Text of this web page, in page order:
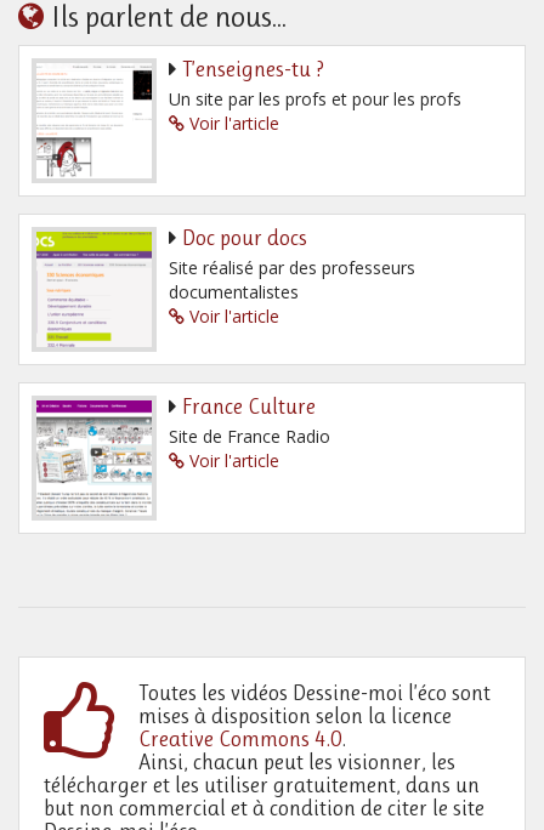
Ils parlent de nous...
T’enseignes-tu ?
Un site par les profs et pour les profs
Voir l'article
Doc pour docs
Site réalisé par des professeurs
documentalistes
Voir l'article
France Culture
Site de France Radio
Voir l'article
Toutes les vidéos Dessine-moi l’éco sont
mises à disposition selon la licence
Creative Commons 4.0.
Ainsi, chacun peut les visionner, les
télécharger et les utiliser gratuitement, dans un
but non commercial et à condition de citer le site